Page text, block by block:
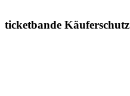
ticketbande Käuferschutz